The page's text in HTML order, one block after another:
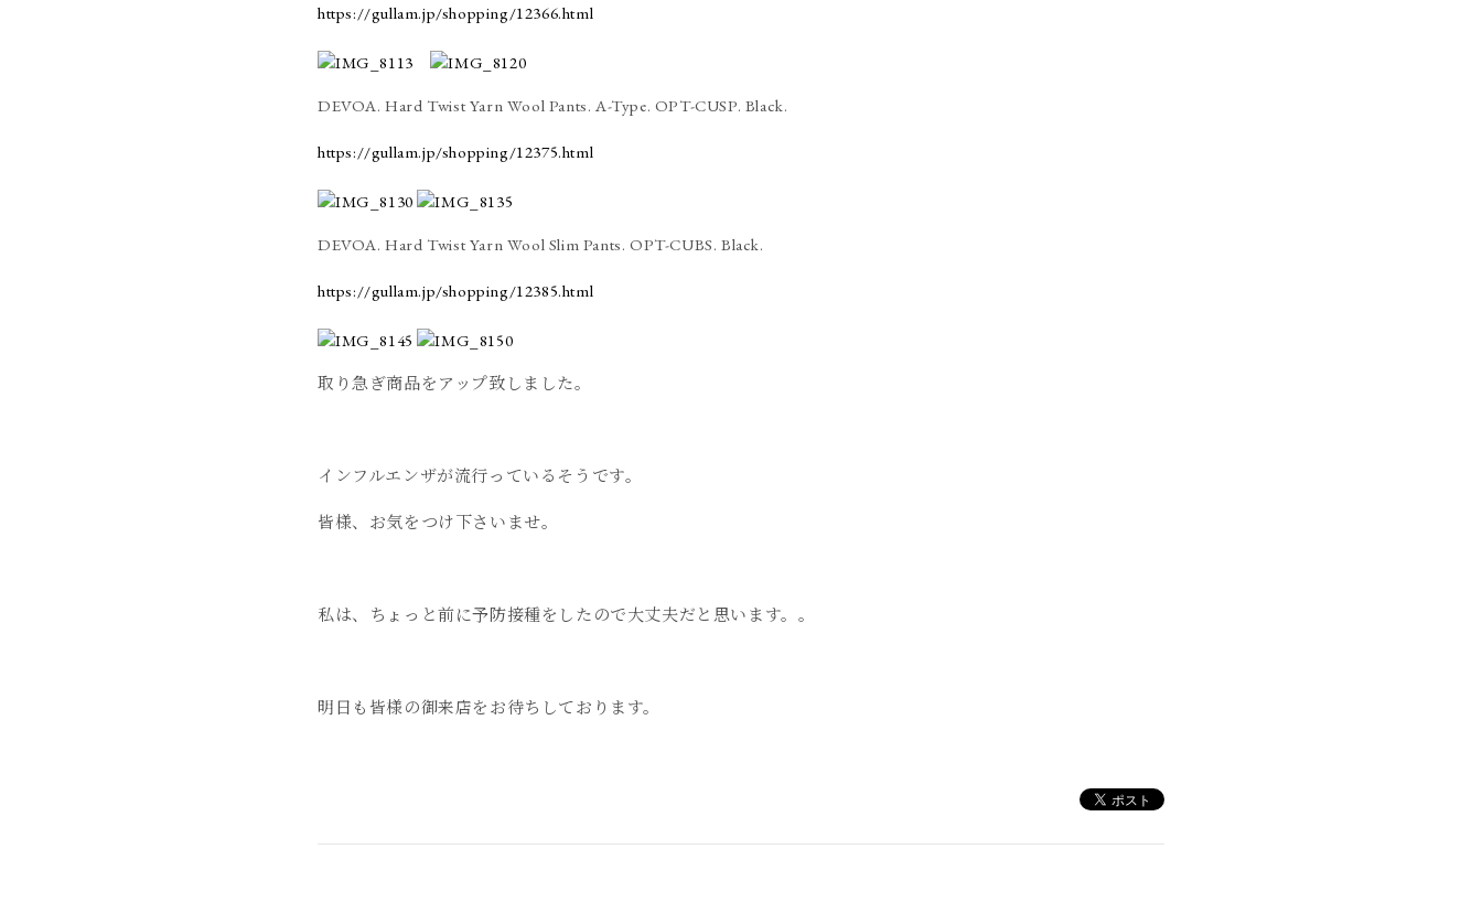
https://gullam.jp/shopping/12366.html
DEVOA. Hard Twist Yarn Wool Pants. A-Type. OPT-CUSP. Black.
https://gullam.jp/shopping/12375.html
DEVOA. Hard Twist Yarn Wool Slim Pants. OPT-CUBS. Black.
https://gullam.jp/shopping/12385.html
取り急ぎ商品をアップ致しました。
インフルエンザが流行っているそうです。
皆様、お気をつけ下さいませ。
私は、ちょっと前に予防接種をしたので大丈夫だと思います。。
明日も皆様の御来店をお待ちしております。